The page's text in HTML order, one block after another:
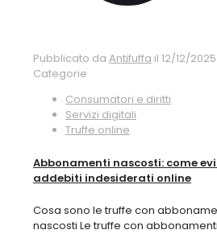
Pubblicato da Antifuffa il 12/12/2025
Categorie
Consumatori e diritti
Servizi digitali
Truffe online
Abbonamenti nascosti: come
addebiti indesiderati online
Cosa sono le truffe con
nascosti Le truffe con